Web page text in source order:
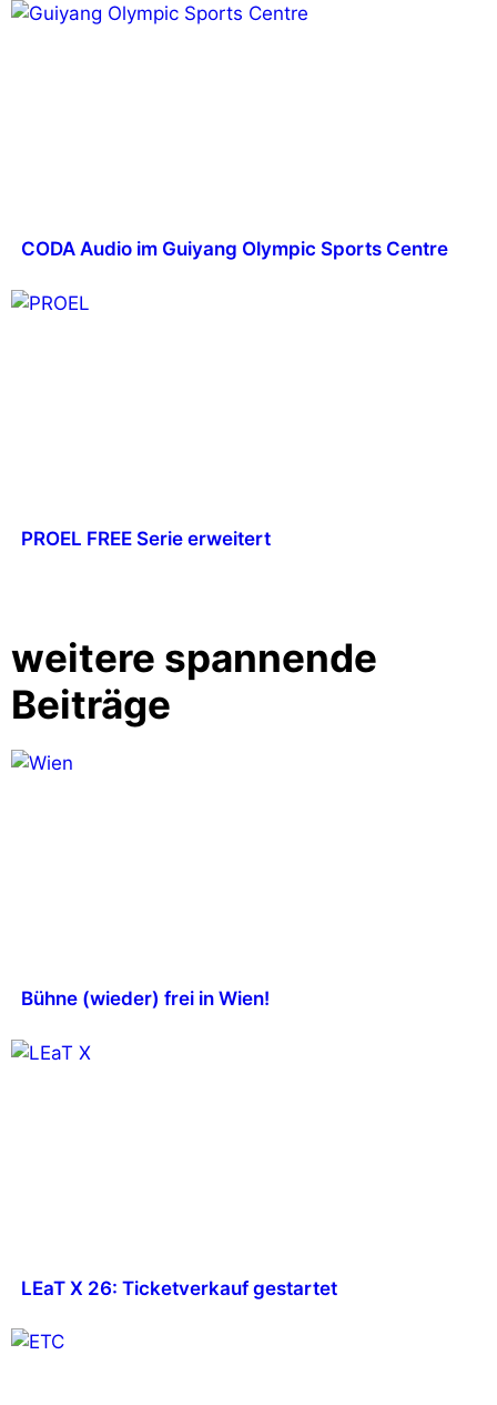
CODA Audio im Guiyang Olympic Sports Centre
PROEL FREE Serie erweitert
weitere spannende
Beiträge
Bühne (wieder) frei in Wien!
LEaT X 26: Ticketverkauf gestartet